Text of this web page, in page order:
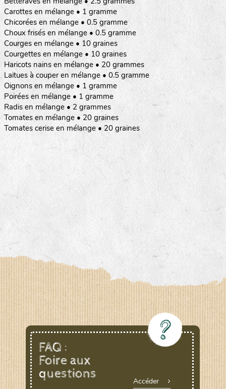
Carottes en mélange • 1 gramme
Chicorées en mélange • 0.5 gramme
Choux frisés en mélange • 0.5 gramme
Courges en mélange • 10 graines
Courgettes en mélange • 10 graines
Haricots nains en mélange • 20 grammes
Laitues à couper en mélange • 0.5 gramme
Oignons en mélange • 1 gramme
Poirées en mélange • 1 gramme
Radis en mélange • 2 grammes
Tomates en mélange • 20 graines
Tomates cerise en mélange • 20 graines
FAQ :
Foire aux
questions
Accéder